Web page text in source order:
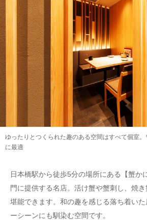
ゆったりとつくられた趣のある空間はすべて個室
に最適
日本橋駅から徒歩5分の場所にある【蟹か
門に提供する名店。活け蟹や蟹刺し、焼
堪能できます。和の趣を感じる落ち着い
ーシーンにも馴染む空間です。